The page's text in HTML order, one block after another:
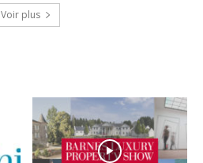
Voir plus